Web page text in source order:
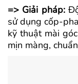
=> Giải pháp:
sử dụng cốp-
kỹ thuật mài
mịn màng,